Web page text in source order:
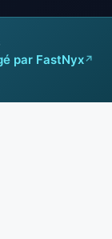
par FastNyx